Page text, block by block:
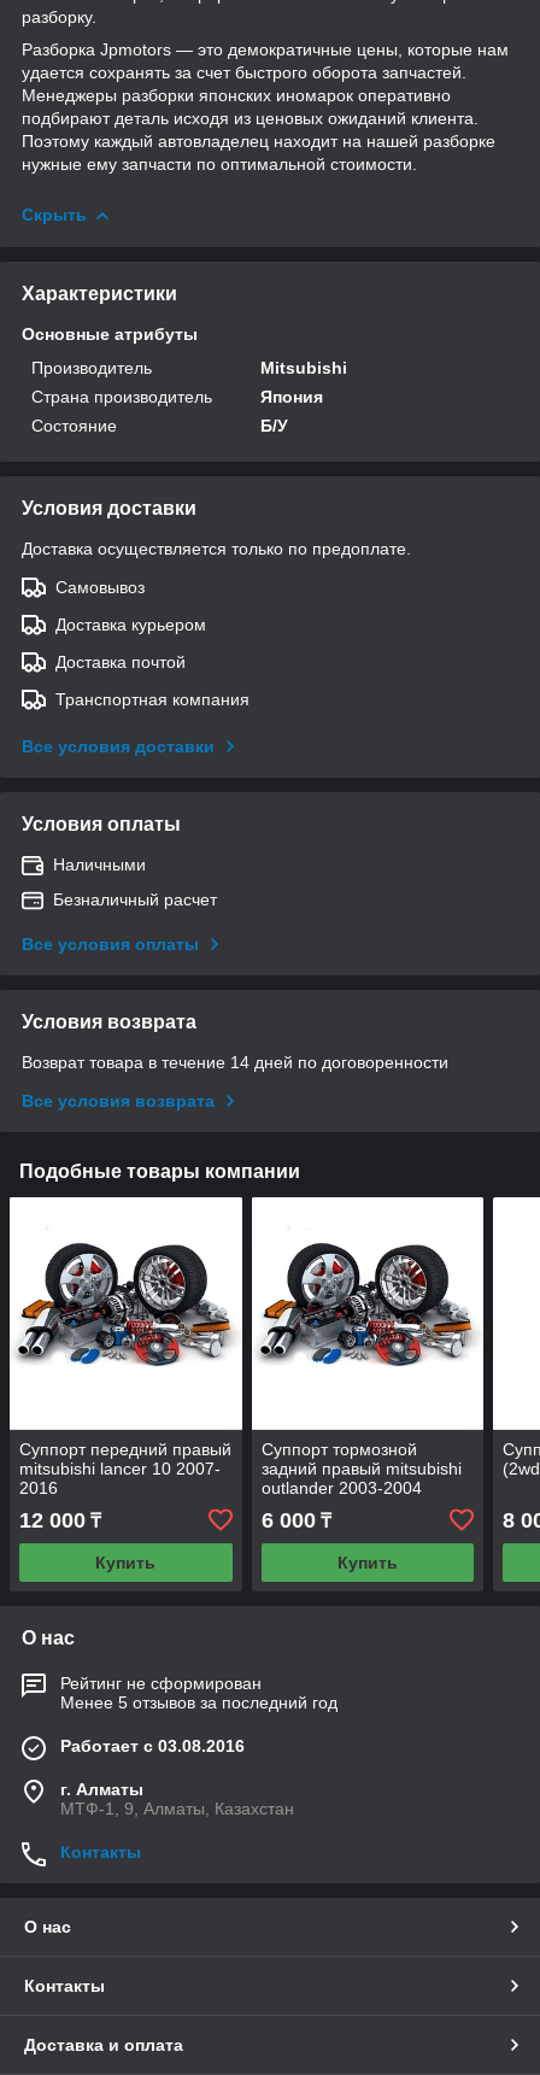
разборку.
Разборка Jpmotors — это демократичные цены, которые нам
удается сохранять за счет быстрого оборота запчастей.
Менеджеры разборки японских иномарок оперативно
подбирают деталь исходя из ценовых ожиданий клиента.
Поэтому каждый автовладелец находит на нашей разборке
нужные ему запчасти по оптимальной стоимости.
Скрыть
Характеристики
Основные атрибуты
Производитель
Mitsubishi
Страна производитель
Япония
Состояние
Б/У
Условия доставки
Доставка осуществляется только по предоплате.
Самовывоз
Доставка курьером
Доставка почтой
Транспортная компания
Все условия доставки
Условия оплаты
Наличными
Безналичный расчет
Все условия оплаты
Условия возврата
Возврат товара в течение 14 дней по договоренности
Все условия возврата
Подобные товары компании
Суппорт передний правый
mitsubishi lancer 10 2007-
2016
12 000 ₸
Купить
Суппорт тормозной
задний правый mitsubishi
outlander 2003-2004
6 000₸
Купить
8
О нас
Рейтинг не сформирован
Менее 5 отзывов за последний год
Работает с 03.08.2016
г. Алматы
МТФ-1, 9, Алматы, Казахстан
Контакты
О нас
Контакты
Доставка и оплата